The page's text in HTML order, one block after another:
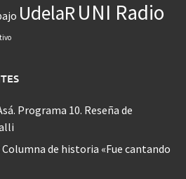
UdelaRUNI Radio
Programa 10. Reseña de
Columna de historia «Fue cantando